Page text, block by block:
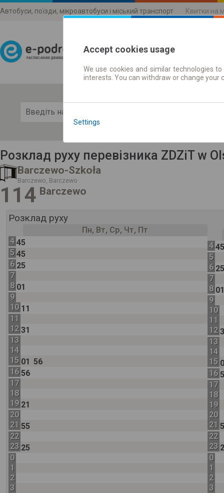
Автобуси, поїзди, мікроавтобуси і міський транспорт Квитки на
Розклади руху
Розклад руху перевізника ZDZiT w
Barczewo-Szkoła
Barczewo, Barczewo
114 Barczewo
Розклад руху
Пн, Вт, Ср, Чт, Пт
4 45
5 45
6 25
7
8 01
9
10 11
11
12 31
13
14
15 01 56
16 56
17
18
19 21
20
21 55
22
23 25
0
1
2
3
4
5
6
7
8
9
10
11
12
13
14
15
16
17
18
19
20
21
22
23
0
1
2
3
Accept cookies usage
We use cookies and similar technologies
interests. You can withdraw or change
Settings